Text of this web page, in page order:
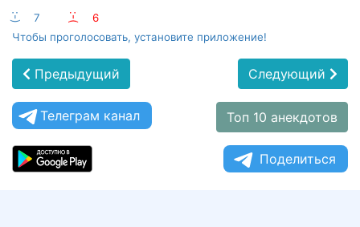
:-) 7 :-(
6
Чтобы проголосовать, установите приложение!
Предыдущий Следующий
Телеграм канал Топ 10 анекдотов
Поделиться